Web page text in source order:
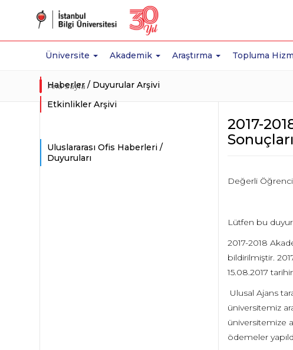
Üniversite Akademik Araştırma Topluma
Ana Sayfa
Haberler / Duyurular Arşivi
Etkinlikler Arşivi
Uluslararası Ofis Haberleri /
Duyuruları
2017-
Sonuçları
Değerli
Lütfen bu
2017-2018
bildirilmiştir.
15.08.2017
Ulusal Ajans
üniversitemiz
üniversitemize
ödemeler